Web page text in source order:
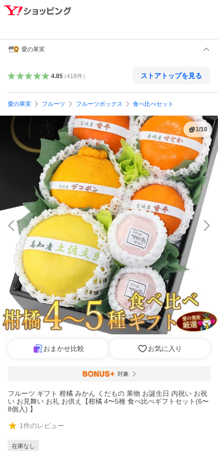
愛の果実
4.85（418件） ストアトップを見る
愛の果実 フルーツ フルーツボックス 食べ比べセット
1/10
おまかせ比較 お気に入り
対象
フルーツ ギフト 柑橘 みかん くだもの 果物 お誕生日 内祝い お祝
い お見舞い お礼 お供え【柑橘 4〜5種 食べ比べギフトセット(6〜
8個入) 】
1件のレビュー
在庫なし